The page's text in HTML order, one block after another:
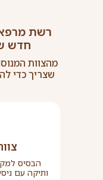
רשת
חדש
מהצוות
שצריך כדי
הבסיס
ותיקה עם